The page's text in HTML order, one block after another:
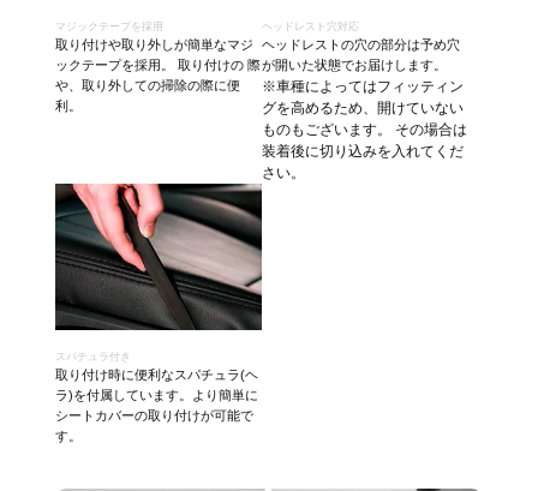
マジックテープを採用
取り付けや取り外しが簡単なマジ
ックテープを採用。 取り付けの 際
や、取り外しての掃除の際に便
利。
ヘッドレスト穴対応
ヘッドレストの穴の部分は予め穴
が開いた状態でお届けします。
※車種によってはフィッティン
グを高めるため、開けていない
ものもございます。 その場合は
装着後に切り込みを入れてくだ
さい。
スパチュラ付き
取り付け時に便利なスパチュラ(ヘ
ラ)を付属しています。より簡単に
シートカバーの取り付けが可能で
す。